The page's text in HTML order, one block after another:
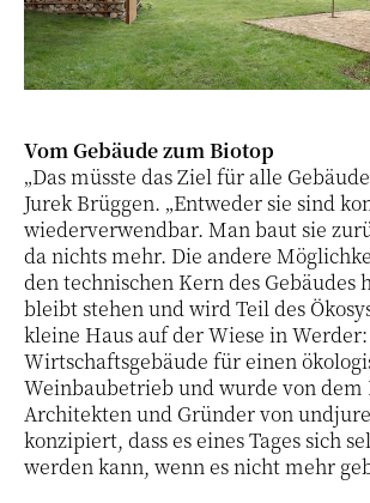
Vom Gebäude zum Biotop
„Das müsste das Ziel für alle
Jurek Brüggen. „Entweder sie sind
wiederverwendbar. Man baut sie
da nichts mehr. Die andere
den technischen Kern des Gebäudes
bleibt stehen und wird Teil des
kleine Haus auf der Wiese in
Wirtschaftsgebäude für einen
Weinbaubetrieb und wurde von
Architekten und Gründer von
konzipiert, dass es eines Tages sich
werden kann, wenn es nicht mehr